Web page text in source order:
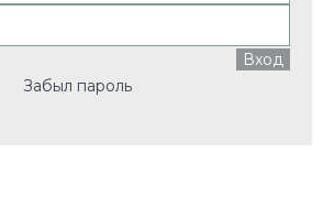
Забыл пароль